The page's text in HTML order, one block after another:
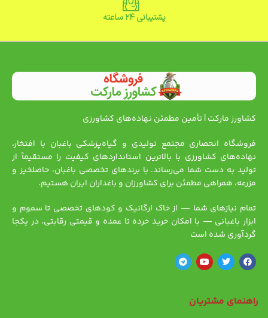
پشتیبانی ۲۴ ساعته
کشاورز مارکت | تأمین مطمئن نهاده‌های کشاورزی
فروشگاه انحصاری مجتمع تولیدی و گیاه‌پزشکی باغبان با افتخار،
نهاده‌های کشاورزی با بالاترین استانداردهای کیفیت را مستقیماً از
تولید به دست شما می‌رساند. با برندهای تخصصی باغبان، حاصلخیز و
مزرعه، همراهی مطمئن برای کشاورزان و باغداران ایران هستیم.
تمام نیازهای شما — از خاک ارگانیک و کودهای تخصصی تا سموم و
ابزار باغبانی — با امکان خرید خرده تا عمده و قیمتی رقابتی، در یکجا
گردآوری شده است
راهنمای مشتریان